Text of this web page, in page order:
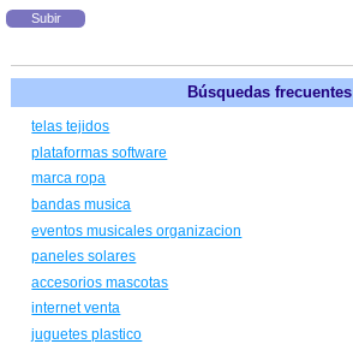
Subir
Búsquedas frecuentes
telas tejidos
plataformas software
marca ropa
bandas musica
eventos musicales organizacion
paneles solares
accesorios mascotas
internet venta
juguetes plastico